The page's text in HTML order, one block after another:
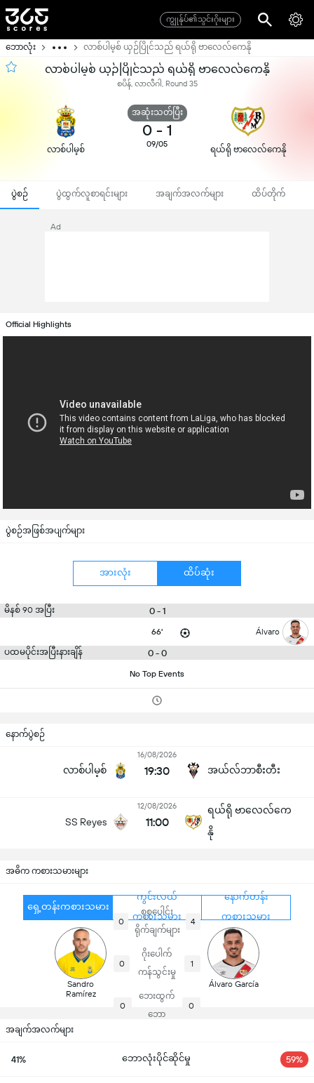
ကျွုန်ုပ်၏သွင်းဂိုးများ
ဘောလုံး လာစ်ပါမ့စ် ယှဉ်ပြိုင်သည် ရယ်ရို ဗာလေလ်ကေနို
လာစ်ပါမ့စ် ယှဉ်ပြိုင်သည် ရယ်ရို ဗာလေလ်ကေနို
စပိန်, လာလီဂါ, Round 35
လာစ်ပါမ့စ်
အဆုံးသတ်ပြီး
0 - 1
09/05
ရယ်ရို ဗာလေလ်ကေနို
ပွဲစဉ် ပွဲထွက်လူစာရင်းများ အချက်အလက်များ ထိပ်တိုက်
Ad
Official Highlights
ပွဲစဉ်အဖြစ်အပျက်များ
အားလုံး ထိပ်ဆုံး
မိနစ် 90 အပြီး 0 - 1
66' Álvaro
ပထမပိုင်းအပြီးနားချိန် 0 - 0
No Top Events
နောက်ပွဲစဉ်
လာစ်ပါမ့စ်
16/08/2026
19:30 အယ်လ်ဘာစီးတီး
SS Reyes
12/08/2026
11:00
ရယ်ရို ဗာလေလ်ကေ
နို
အဓိက ကစားသမားများ
ရှေ့တန်းကစားသမား
ကွင်းလယ်
ကစားသမား
နောက်တန်း
ကစားသမား
Sandro
Ramírez
0
စုစုပေါင်း
ရိုက်ချက်များ
4
0
ဂိုးပေါက်
ကန်သွင်းမှု
1
0
ဘေးထွက်
ဘော
0
Álvaro García
အချက်အလက်များ
41% ဘောလုံးပိုင်ဆိုင်မှု 59%